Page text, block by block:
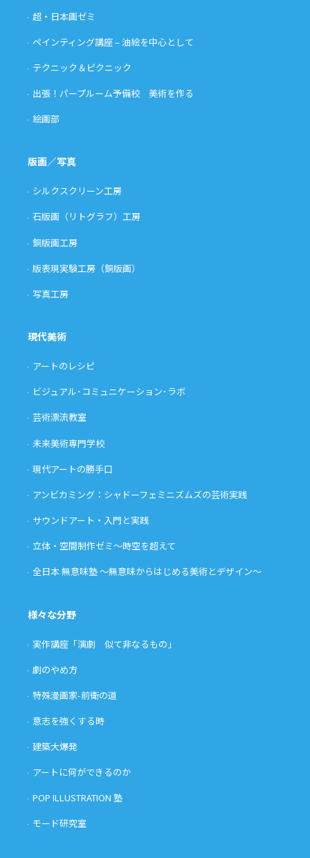
超・日本画ゼミ
ペインティング講座 – 油絵を中心として
テクニック＆ピクニック
出張！パープルーム予備校 美術を作る
絵画部
版画／写真
シルクスクリーン工房
石版画（リトグラフ）工房
銅版画工房
版表現実験工房（銅版画）
写真工房
現代美術
アートのレシピ
ビジュアル･コミュニケーション･ラボ
芸術漂流教室
未来美術専門学校
現代アートの勝手口
アンビカミング：シャドーフェミニズムズの芸術実践
サウンドアート・入門と実践
立体・空間制作ゼミ〜時空を超えて
全日本 無意味塾 〜無意味からはじめる美術とデザイン〜
様々な分野
実作講座「演劇 似て非なるもの」
劇のやめ方
特殊漫画家-前衛の道
意志を強くする時
建築大爆発
アートに何ができるのか
POP ILLUSTRATION 塾
モード研究室